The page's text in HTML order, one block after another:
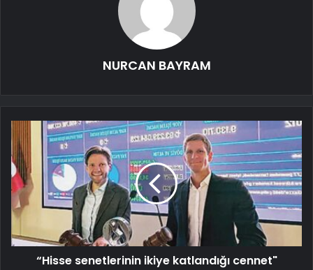
NURCAN BAYRAM
“Hisse senetlerinin ikiye katlandığı cennet"